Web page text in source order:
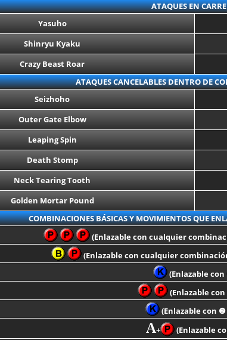
ATAQUES EN
Yasuho
Shinryu Kyaku
Crazy Beast Roar
ATAQUES CANCELABLES DENTRO DE
Seizhoho
Outer Gate Elbow
Leaping Spin
Death Stomp
Neck Tearing Tooth
Golden Mortar Pound
COMBINACIONES BÁSICAS Y MOVIMIENTOS QUE
(Enlazable con cualquier
(Enlazable con cualquier
(Enlazable
(Enlazable
(Enlazable con
A+ (Enlazable